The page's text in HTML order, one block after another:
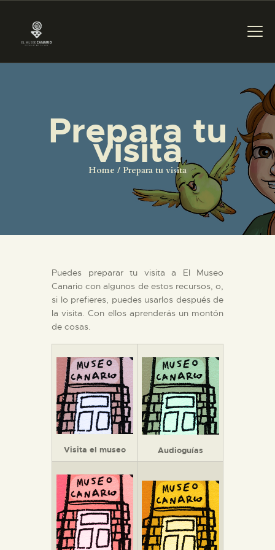
Prepara tu
visita
Home Prepara tu visita
ACTIVIDADES
DIDÁCTICA
ESPAÑOL
PREPARAR LA VISITA
ACTIVIDADES
█
COLECCIONES
DIDÁCTICA
Puedes preparar tu visita a El Museo
Canario con algunos de estos recursos, o,
si lo prefieres, puedes usarlos después de
la visita. Con ellos aprenderás un montón
de cosas.
Visita el museo Audioguías